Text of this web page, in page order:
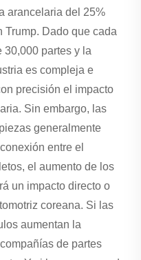
arancelaria del 25%
Dado que cada
30,000 partes y la
es compleja e
precisión el impacto
Sin embargo, las
generalmente
entre el
el aumento de los
un impacto directo o
coreana. Si las
aumentan la
de partes